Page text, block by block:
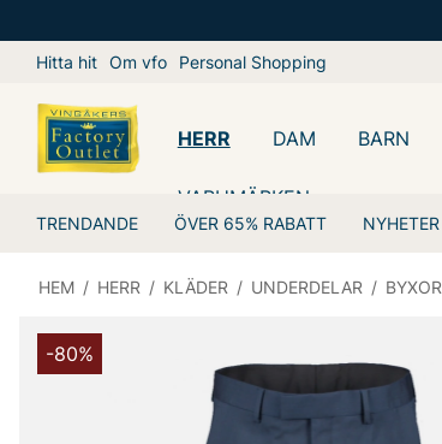
Hitta hit Om vfo Personal Shopping
HERR
TRENDANDE ÖVER 65% RABATT NYHETER
DAM BARN
VARUMÄRKEN
HEM / HERR / KLÄDER / UNDERDELAR / BYXOR
-80%